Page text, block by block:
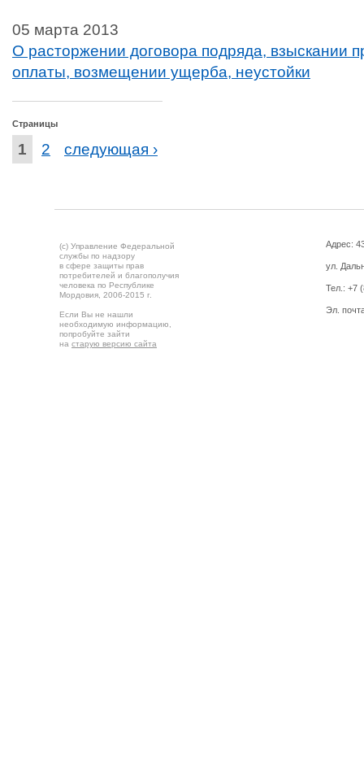
05 марта 2013
О расторжении договора подряда, взыскании
оплаты, возмещении ущерба, неустойки
Страницы
1 2 следующая ›
(c) Управление Федеральной
службы по надзору
в сфере защиты прав
потребителей и благополучия
человека по Республике
Мордовия, 2006-2015 г.
Если Вы не нашли
необходимую информацию,
попробуйте зайти
на старую версию сайта
Адрес:
ул.
Тел.: +7
Эл.